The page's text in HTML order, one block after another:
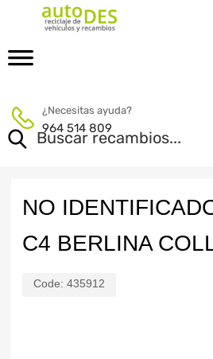
¿Necesitas ayuda?
964 514 809
NO
C4 BERLINA
Code: 435912